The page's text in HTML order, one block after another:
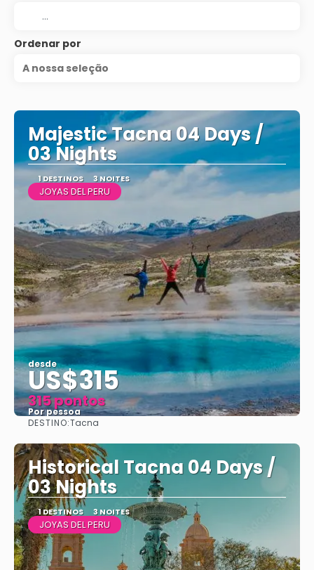
Ordenar por
A nossa seleção
Majestic Tacna 04 Days /
03 Nights
1 DESTINOS 3 NOITES
JOYAS DEL PERU
desde
US$315
315 pontos
Por pessoa
DESTINO:Tacna
Historical Tacna 04 Days /
03 Nights
1 DESTINOS 3 NOITES
JOYAS DEL PERU